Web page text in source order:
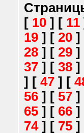
[ 10 ] [ 11
19 ] [ 20 ]
28 ] [ 29 ]
37 ] [ 38 ]
] [ 47 ] [
56 ] [ 57 ]
65 ] [ 66 ]
74] [ 75 ]